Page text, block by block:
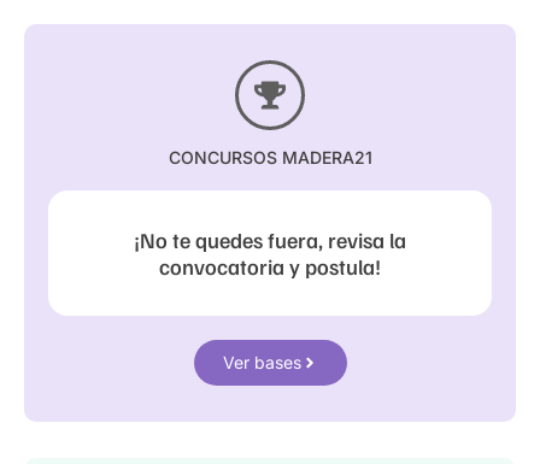
CONCURSOS MADERA21
¡No te quedes fuera, revisa la
convocatoria y postula!
Ver bases